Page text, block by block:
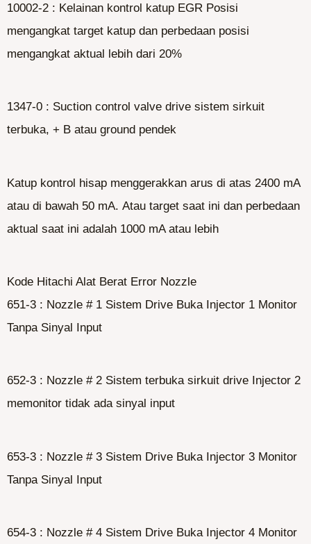
10002-2 : Kelainan kontrol katup EGR Posisi
mengangkat target katup dan perbedaan posisi
mengangkat aktual lebih dari 20%
1347-0 : Suction control valve drive sistem sirkuit
terbuka, + B atau ground pendek
Katup kontrol hisap menggerakkan arus di atas 2400 mA
atau di bawah 50 mA. Atau target saat ini dan perbedaan
aktual saat ini adalah 1000 mA atau lebih
Kode Hitachi Alat Berat Error Nozzle
651-3 : Nozzle # 1 Sistem Drive Buka Injector 1 Monitor
Tanpa Sinyal Input
652-3 : Nozzle # 2 Sistem terbuka sirkuit drive Injector 2
memonitor tidak ada sinyal input
653-3 : Nozzle # 3 Sistem Drive Buka Injector 3 Monitor
Tanpa Sinyal Input
654-3 : Nozzle # 4 Sistem Drive Buka Injector 4 Monitor